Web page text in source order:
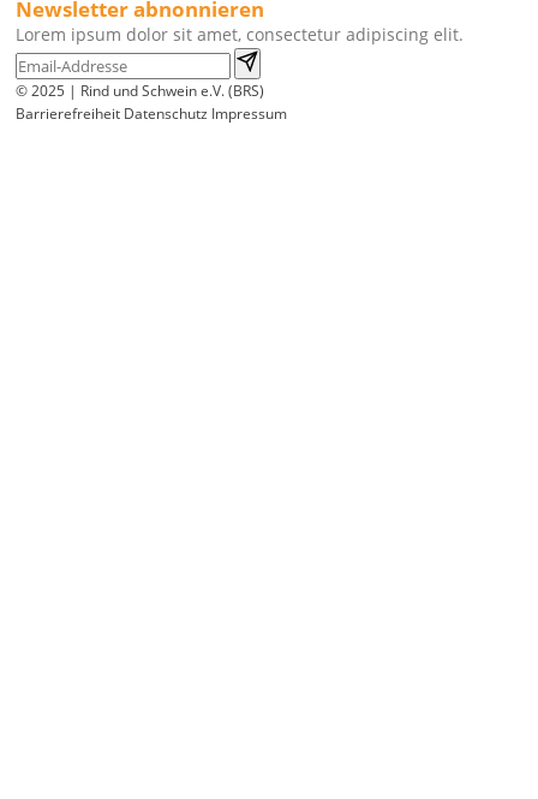
Newsletter abnonnieren
Lorem ipsum dolor sit amet, consectetur adipiscing elit.
© 2025 | Rind und Schwein e.V. (BRS)
Barrierefreiheit Datenschutz Impressum